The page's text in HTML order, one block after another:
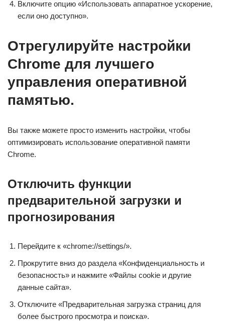
Включите опцию «Использовать аппаратное ускорение,
если оно доступно».
Отрегулируйте настройки
Chrome для лучшего
управления оперативной
памятью.
Вы также можете просто изменить настройки, чтобы
оптимизировать использование оперативной памяти
Chrome.
Отключить функции
предварительной загрузки и
прогнозирования
Перейдите к «chrome://settings/».
Прокрутите вниз до раздела «Конфиденциальность и
безопасность» и нажмите «Файлы cookie и другие
данные сайта».
Отключите «Предварительная загрузка страниц для
более быстрого просмотра и поиска».